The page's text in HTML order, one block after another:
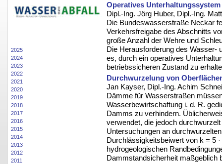
2025
2024
2023
2022
2021
2020
2019
2018
2017
2016
2015
2014
2013
2012
2011
Operatives
Dipl.-Ing. Jörg Huber, Dipl.-Ing.
Die Bundeswasserstraße Neckar
Verkehrsfreigabe des Abschnitts
große Anzahl der Wehre und
Die Herausforderung des Wasser-
es, durch ein operatives
betriebssicheren Zustand zu
Durchwurzelung von
Jan Kayser, Dipl.-Ing. Achim
Dämme für Wasserstraßen
Wasserbewirtschaftung i. d. R.
Damms zu verhindern.
verwendet, die jedoch
Untersuchungen an
Durchlässigkeitsbeiwert von k = 5
hydrogeologischen
Dammstandsicherheit maßgeblich